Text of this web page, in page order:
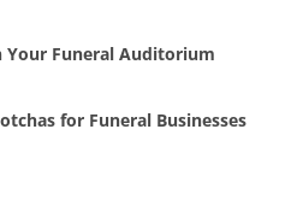
Your Funeral Auditorium
for Funeral Businesses